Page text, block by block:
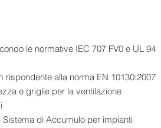
le normative IEC 707 FV0 e UL 94
alla norma EN 10130:2007
e griglie per la ventilazione